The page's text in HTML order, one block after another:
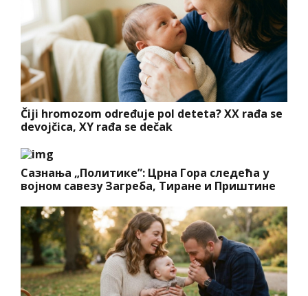
Čiji hromozom određuje pol deteta? XX rađa se
devojčica, XY rađa se dečak
Сазнања „Политике”: Црна Гора следећа у
војном савезу Загреба, Тиране и Приштине